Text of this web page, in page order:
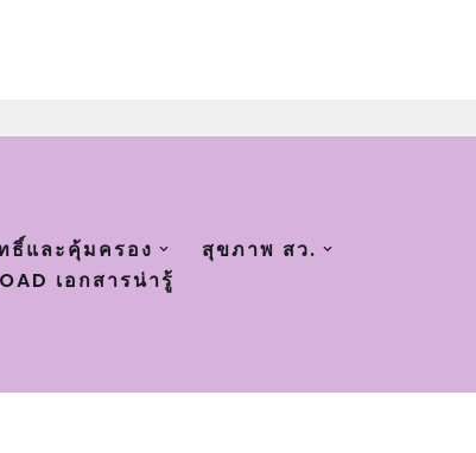
ธิ์และคุ้มครอง
สุขภาพ สว.
เอกสารน่ารู้